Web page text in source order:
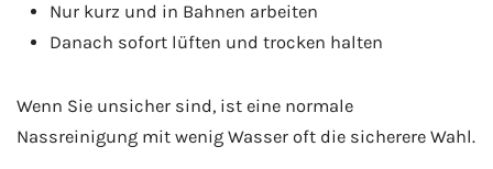
Nur kurz und in Bahnen arbeiten
Danach sofort lüften und trocken halten
Wenn Sie unsicher sind, ist eine normale
Nassreinigung mit wenig Wasser oft die sicherere Wahl.